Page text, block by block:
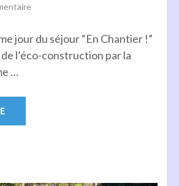
jour du séjour “En Chantier !”
l’éco-construction par la
…